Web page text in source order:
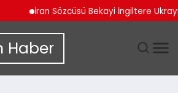
İran Sözcüsü Bekayi İngiltere
Haber